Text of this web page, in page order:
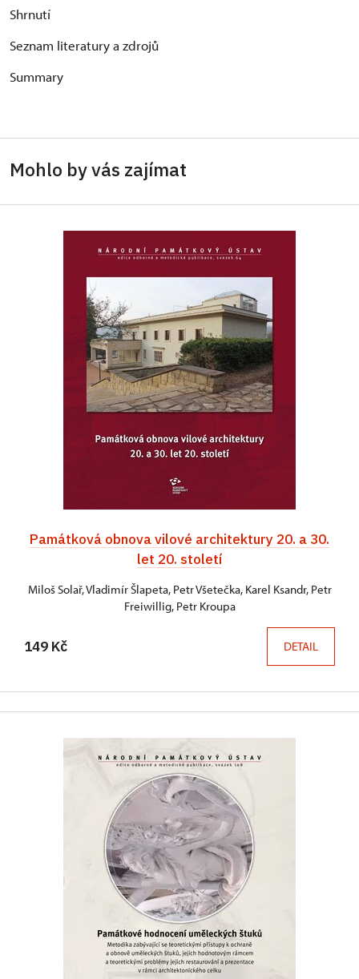
Shrnutí
Seznam literatury a zdrojů
Summary
Mohlo by vás zajímat
Památková obnova vilové architektury 20. a 30.
let 20. století
Miloš Solař, Vladimír Šlapeta, Petr Všetečka, Karel Ksandr, Petr
Freiwillig, Petr Kroupa
149 Kč DETAIL